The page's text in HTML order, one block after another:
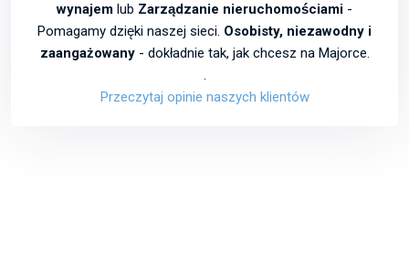
wynajem lub Zarządzanie nieruchomościami -
Pomagamy dzięki naszej sieci. Osobisty, niezawodny i
zaangażowany- dokładnie tak, jak chcesz na Majorce.
.
Przeczytaj opinie naszych klientów